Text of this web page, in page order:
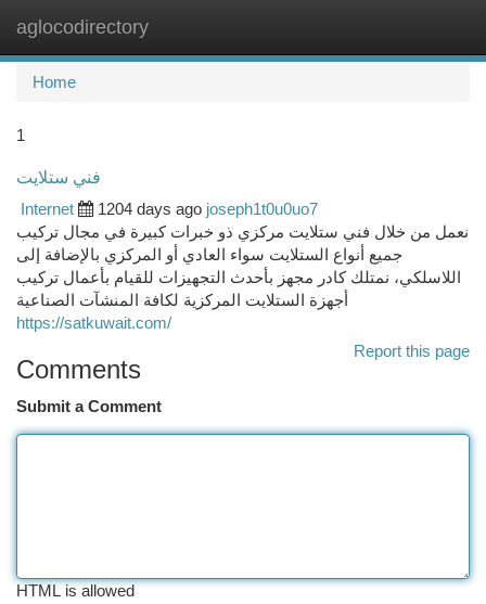
aglocodirectory
Home
1
فني ستلايت
Internet
1204 days ago joseph1t0u0uo7
نعمل من خلال فني ستلايت مركزي ذو خبرات كبيرة في مجال تركيب
جميع أنواع الستلايت سواء العادي أو المركزي بالإضافة إلى
اللاسلكي، نمتلك كادر مجهز بأحدث التجهيزات للقيام بأعمال تركيب
أجهزة الستلايت المركزية لكافة المنشآت الصناعية
https://satkuwait.com/
Report this page
Comments
Submit a Comment
HTML is allowed